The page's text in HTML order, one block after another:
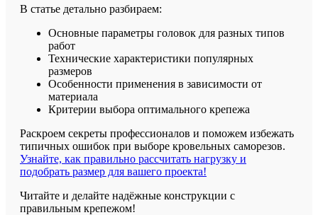
В статье детально разбираем:
Основные параметры головок для разных типов
работ
Технические характеристики популярных
размеров
Особенности применения в зависимости от
материала
Критерии выбора оптимального крепежа
Раскроем секреты профессионалов и поможем избежать
типичных ошибок при выборе кровельных саморезов.
Узнайте, как правильно рассчитать нагрузку и
подобрать размер для вашего проекта!
Читайте и делайте надёжные конструкции с
правильным крепежом!